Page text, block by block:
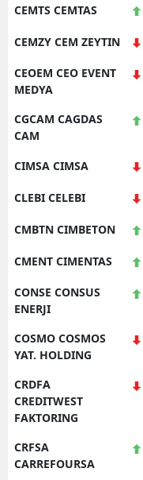
CEMTS CEMTAS
CEMZY CEM ZEYTIN
CEOEM CEO EVENT
MEDYA
CGCAM CAGDAS
CAM
CIMSA CIMSA
CLEBI CELEBI
CMBTN CIMBETON
CMENT CIMENTAS
CONSE CONSUS
ENERJI
COSMO COSMOS
YAT. HOLDING
CRDFA
CREDITWEST
FAKTORING
CRFSA
CARREFOURSA